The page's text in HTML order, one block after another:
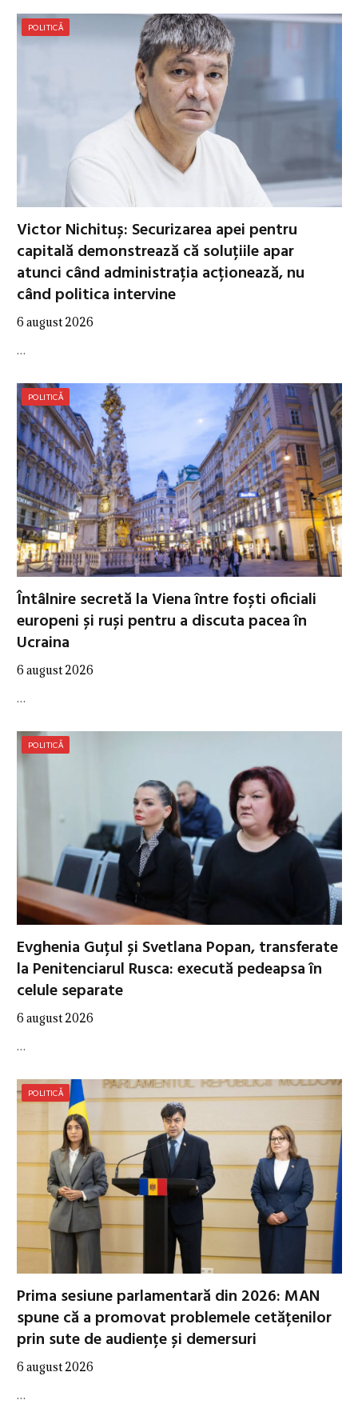
POLITICĂ
Victor Nichituș: Securizarea apei pentru
capitală demonstrează că soluțiile apar
atunci când administrația acționează, nu
când politica intervine
6 august 2026
…
POLITICĂ
Întâlnire secretă la Viena între foști oficiali
europeni și ruși pentru a discuta pacea în
Ucraina
6 august 2026
…
POLITICĂ
Evghenia Guțul și Svetlana Popan, transferate
la Penitenciarul Rusca: execută pedeapsa în
celule separate
6 august 2026
…
POLITICĂ
Prima sesiune parlamentară din 2026: MAN
spune că a promovat problemele cetățenilor
prin sute de audiențe și demersuri
6 august 2026
…